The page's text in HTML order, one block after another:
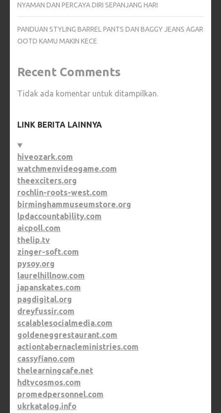
NYAMAN DAN PERCAYA DIRI SEPANJANG HARI
PANDUAN STYLING BARREL PANTS DAN BAGGY JEANS AGAR
OOTD KAMU MAKIN KECE
Recent Comments
Tidak ada komentar untuk ditampilkan.
LINK BERITA LAINNYA
hiveozark.com
watchmenvideogame.com
theexciters.org
rochlin-roots-west.com
birminghammuseumstore.org
lpdaccountability.com
aicpoll.com
thelip.tv
zinger-soft.com
pysoy.org
laurelhillnow.com
japanskates.com
pagdigital.org
dreyfussir.com
scalablesocialmedia.com
goldeneggrestaurant.com
actiontabernacleministries.com
cassyfiano.com
thelearningcafe.net
hdtvcosmos.com
promedpersonnel.com
ukrkatalog.info